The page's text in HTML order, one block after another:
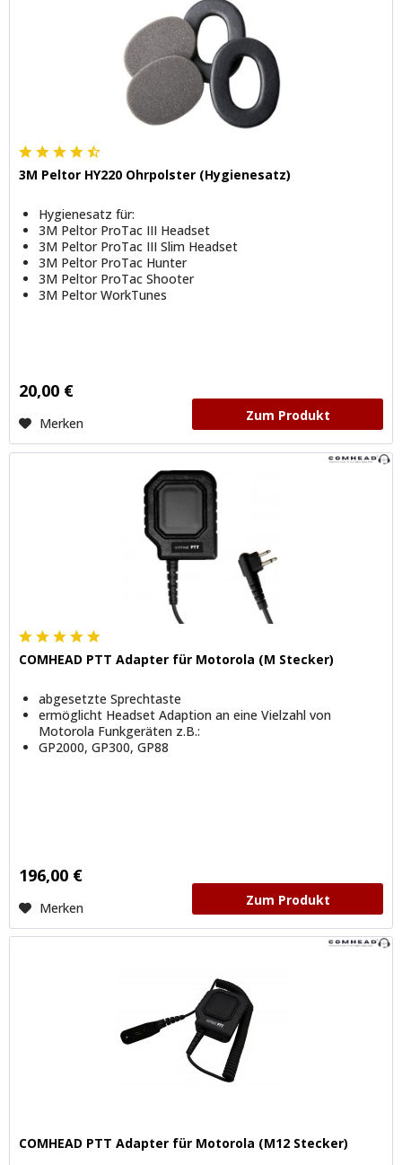
3M Peltor HY220 Ohrpolster (Hygienesatz)
Hygienesatz für:
3M Peltor ProTac III Headset
3M Peltor ProTac III Slim Headset
3M Peltor ProTac Hunter
3M Peltor ProTac Shooter
3M Peltor WorkTunes
20,00 €
Merken Zum Produkt
COMHEAD PTT Adapter für Motorola (M Stecker)
abgesetzte Sprechtaste
ermöglicht Headset Adaption an eine Vielzahl von
Motorola Funkgeräten z.B.:
GP2000, GP300, GP88
196,00 €
Merken Zum Produkt
COMHEAD PTT Adapter für Motorola (M12 Stecker)